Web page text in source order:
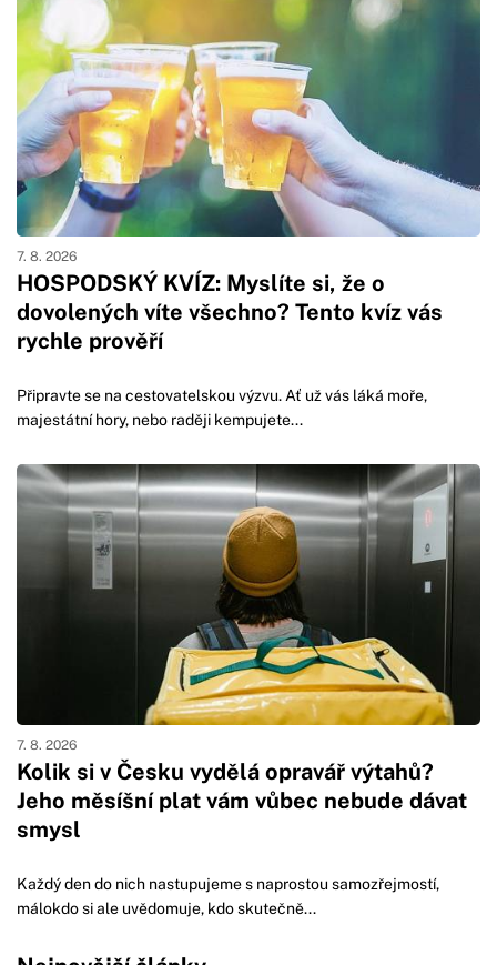
HOSPODSKÝ KVÍZ: Myslíte si, že o
dovolených víte všechno? Tento kvíz vás
rychle prověří
7. 8. 2026
Připravte se na cestovatelskou výzvu. Ať už vás láká moře,
majestátní hory, nebo raději kempujete...
Kolik si v Česku vydělá opravář výtahů?
Jeho měsíšní plat vám vůbec nebude dávat
smysl
7. 8. 2026
Každý den do nich nastupujeme s naprostou samozřejmostí,
málokdo si ale uvědomuje, kdo skutečně...